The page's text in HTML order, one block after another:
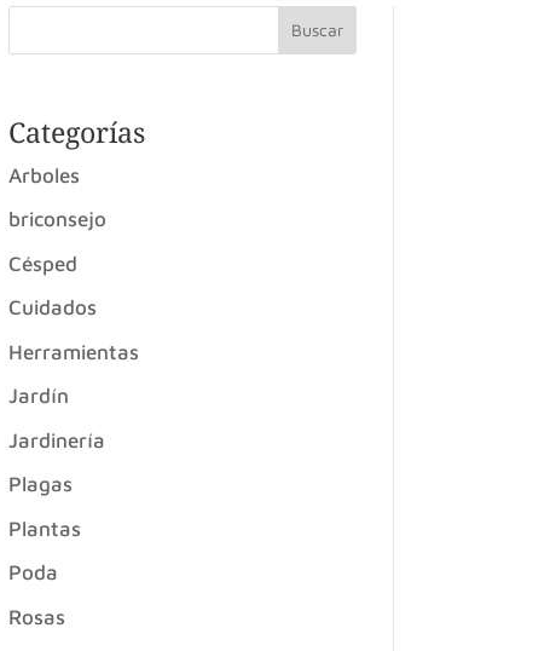
Buscar
Categorías
Arboles
briconsejo
Césped
Cuidados
Herramientas
Jardín
Jardinería
Plagas
Plantas
Poda
Rosas